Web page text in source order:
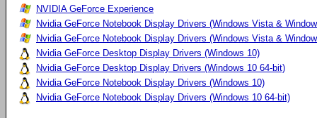
NVIDIA GeForce Experience
Nvidia GeForce Notebook Display Drivers (Windows Vista &
Nvidia GeForce Notebook Display Drivers (Windows Vista &
Nvidia GeForce Desktop Display Drivers (Windows 10)
Nvidia GeForce Desktop Display Drivers (Windows 10 64-bit)
Nvidia GeForce Notebook Display Drivers (Windows 10)
Nvidia GeForce Notebook Display Drivers (Windows 10 64-bit)